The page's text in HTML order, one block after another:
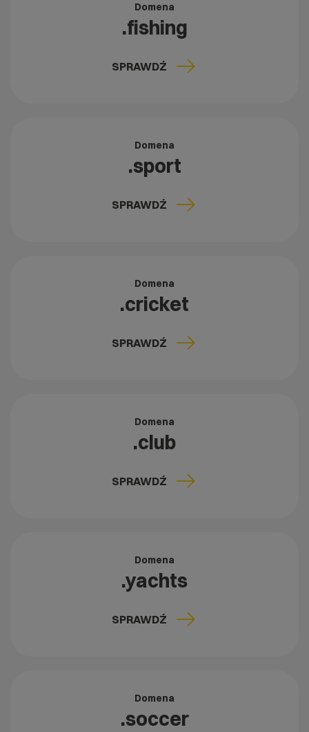
Domena
.fishing
SPRAWDŹ
Domena
.sport
SPRAWDŹ
Domena
.cricket
SPRAWDŹ
Domena
.club
SPRAWDŹ
Domena
.yachts
SPRAWDŹ
Domena
.soccer